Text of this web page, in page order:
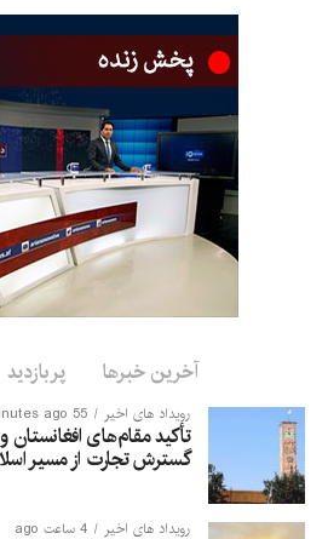
کشور
این وزارت افزوده است که افراد
آمریت‌های انتقالات و دریافت کمک از سوی
مناطق اصلی شان منتقل شده‌اند.
در ماه‌های اخیر، شمار زیادی از مهاجرین
نداشتن اسناد قانونی اقامت یا مشکلات
بازداشت و سپس به افغانستان برگشت
آخرین خبرها پربازدید
رویداد های اخیر 55 minutes ago
تأکید مقام‌های افغانستان
گسترش تجارت از مسیر
رویداد های اخیر 4 ساعت ago